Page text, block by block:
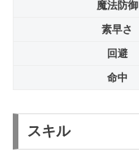
魔法防御
素早さ
回避
命中
スキル